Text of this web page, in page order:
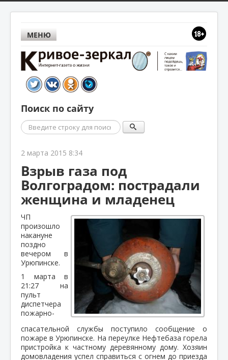
МЕНЮ
Поиск по сайту
Поиск
2 марта 2015 8:34
Взрыв газа под
Волгоградом: пострадали
женщина и младенец
ЧП
произошло
накануне
поздно
вечером в
Урюпинске.
1 марта в
21:27 на
пульт
диспетчера
пожарно-
спасательной службы поступило сообщение о
пожаре в Урюпинске. На переулке Нефтебаза горела
пристройка к частному деревянному дому. Хозяин
домовладения успел справиться с огнем до приезда